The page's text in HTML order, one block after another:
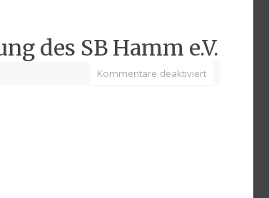
des SB Hamm e.V.
Kommentare deaktiviert